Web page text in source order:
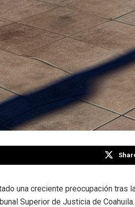
una creciente preocupación tras
Superior de Justicia de Coahuila.